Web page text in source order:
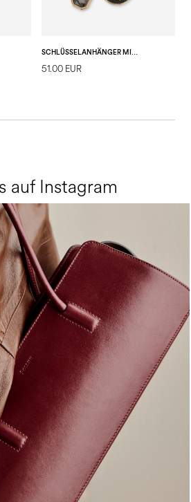
SCHLÜSSELANHÄNGER MIT SCHMUCK-ANHÄNGER
51.00 EUR
auf Instagram
- the new Pollini Lady Bag is ...